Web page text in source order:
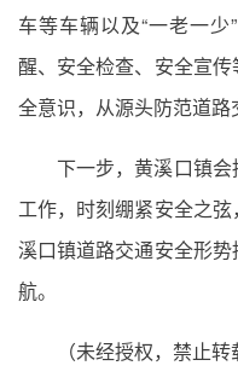
车等车辆以及“一老一
醒、安全检查、安全宣
全意识，从源头防范道路
下一步，黄溪口镇
工作，时刻绷紧安全之
溪口镇道路交通安全形
航。
（未经授权，禁止转